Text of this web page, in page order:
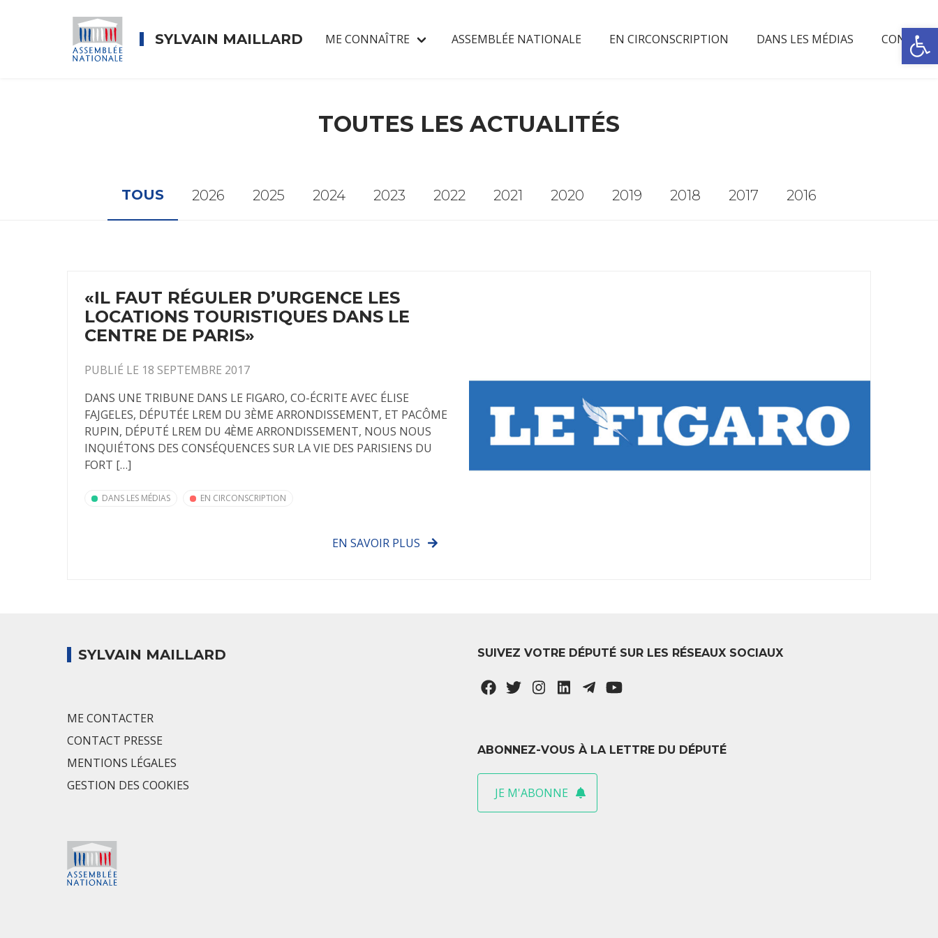
SYLVAIN MAILLARD ME CONNAÎTRE ASSEMBLÉE NATIONALE EN CIRCONSCRIPTION DANS LES MÉDIAS CONTACT
TOUTES LES ACTUALITÉS
TOUS 2026 2025 2024 2023 2022 2021 2020 2019 2018 2017 2016
«IL FAUT RÉGULER D’URGENCE LES
LOCATIONS TOURISTIQUES DANS LE
CENTRE DE PARIS»
PUBLIÉ LE 18 SEPTEMBRE 2017
DANS UNE TRIBUNE DANS LE FIGARO, CO-ÉCRITE AVEC ÉLISE
FAJGELES, DÉPUTÉE LREM DU 3ÈME ARRONDISSEMENT, ET PACÔME
RUPIN, DÉPUTÉ LREM DU 4ÈME ARRONDISSEMENT, NOUS NOUS
INQUIÉTONS DES CONSÉQUENCES SUR LA VIE DES PARISIENS DU
FORT […]
DANS LES MÉDIAS EN CIRCONSCRIPTION
EN SAVOIR PLUS
SYLVAIN MAILLARD
ME CONTACTER
CONTACT PRESSE
MENTIONS LÉGALES
GESTION DES COOKIES
SUIVEZ VOTRE DÉPUTÉ SUR LES RÉSEAUX SOCIAUX
ABONNEZ-VOUS À LA LETTRE DU DÉPUTÉ
JE M'ABONNE